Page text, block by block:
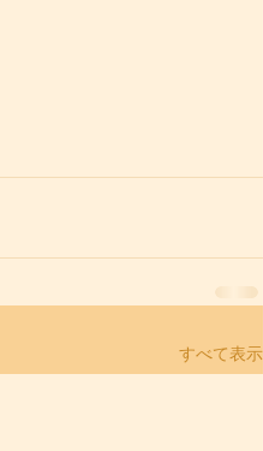
すべて表示